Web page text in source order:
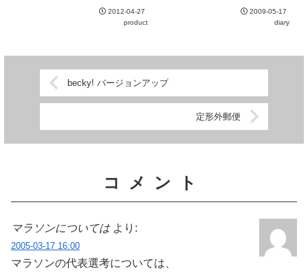
ていると、ベルトの太さから大き
めの携帯電話が入るくらいまで伸
2012-04-27
product
フレットにも堂々と "公共交通機
関が少ないのでお車でのご来場を
2009-05-17
diary
becky! バージョンアップ
定形外郵便
コメント
マラソンについては より:
2005-03-17 16:00
マラソンの代表選考については、